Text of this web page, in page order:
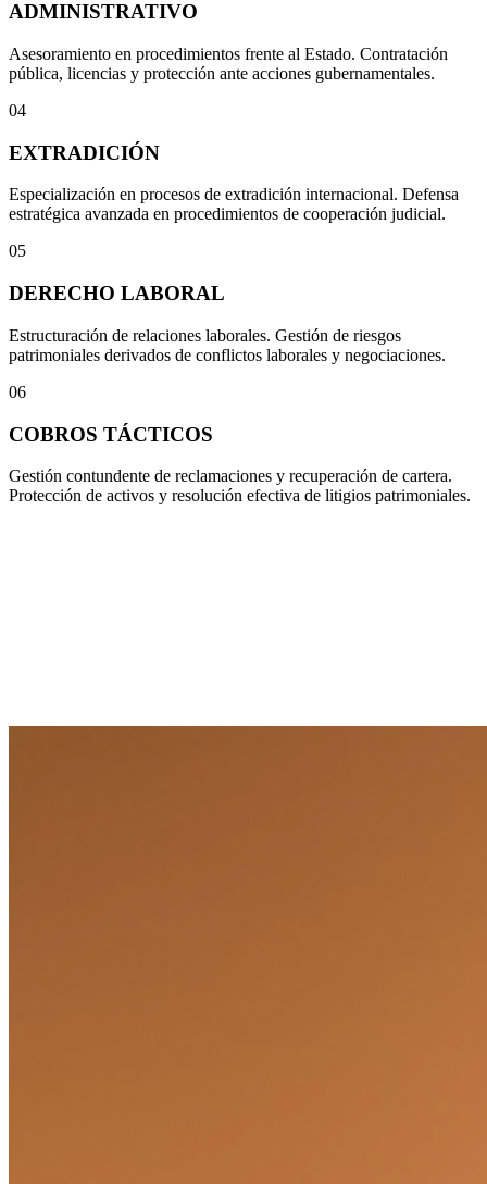
ADMINISTRATIVO
Asesoramiento en procedimientos frente al Estado. Contratación
pública, licencias y protección ante acciones gubernamentales.
04
EXTRADICIÓN
Especialización en procesos de extradición internacional. Defensa
estratégica avanzada en procedimientos de cooperación judicial.
05
DERECHO LABORAL
Estructuración de relaciones laborales. Gestión de riesgos
patrimoniales derivados de conflictos laborales y negociaciones.
06
COBROS TÁCTICOS
Gestión contundente de reclamaciones y recuperación de cartera.
Protección de activos y resolución efectiva de litigios patrimoniales.